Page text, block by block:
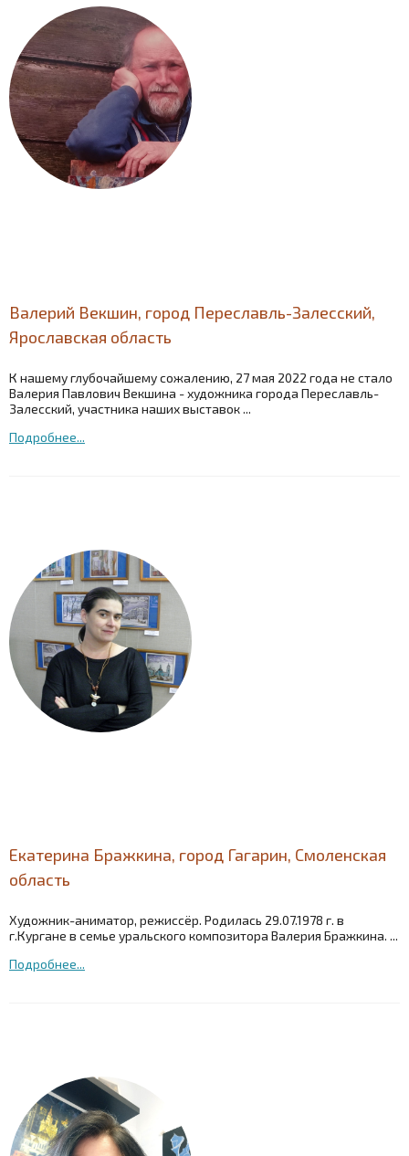
Валерий Векшин, город Переславль-Залесский,
Ярославская область
К нашему глубочайшему сожалению, 27 мая 2022 года не стало
Валерия Павлович Векшина - художника города Переславль-
Залесский, участника наших выставок ...
Подробнее...
Екатерина Бражкина, город Гагарин, Смоленская
область
Художник-аниматор, режиссёр. Родилась 29.07.1978 г. в
г.Кургане в семье уральского композитора Валерия Бражкина. ...
Подробнее...